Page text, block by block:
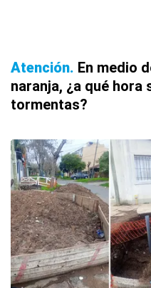
Atención En medio
naranja, ¿a qué hora
tormentas?